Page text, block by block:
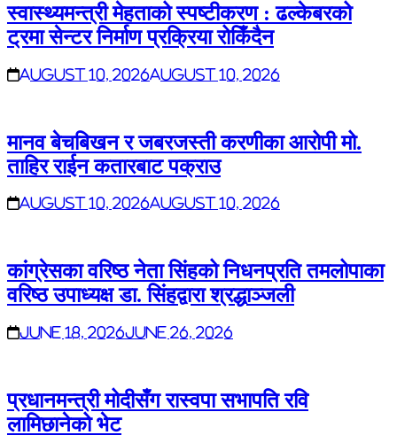
स्वास्थ्यमन्त्री मेहताको स्पष्टीकरण : ढल्केबरको
ट्रमा सेन्टर निर्माण प्रक्रिया रोकिँदैन
August 10, 2026August 10, 2026
मानव बेचबिखन र जबरजस्ती करणीका आरोपी मो.
ताहिर राईन कतारबाट पक्राउ
August 10, 2026August 10, 2026
कांग्रेसका वरिष्ठ नेता सिंहको निधनप्रति तमलोपाका
वरिष्ठ उपाध्यक्ष डा. सिंहद्वारा श्रद्धाञ्जली
June 18, 2026June 26, 2026
प्रधानमन्त्री मोदीसँग रास्वपा सभापति रवि
लामिछानेको भेट